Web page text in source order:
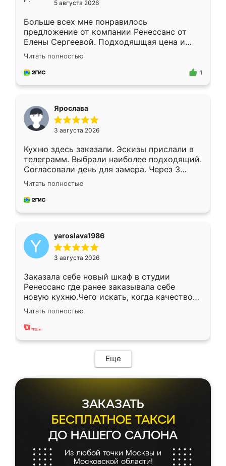
5 августа 2026
Больше всех мне понравилось
предложение от компании Ренессанс от
Елены Сергеевой. Подходяшщая цена и
короткие сроки изготовления. Приехавший
для замера сотрудник Владислав
предложил по моему эскизу самый
Читать полностью
1
Ярослава
3 августа 2026
Кухню здесь заказали. Эскизы прислали в
телеграмм. Выбрали наиболее подходящий.
Согласовали день для замера. Через 3
недели кухня была уже готова. Остались
довольны работой. Спасибо Ренессанс
мебель за качественную работу!
Читать полностью
yaroslava1986
3 августа 2026
Заказала себе новый шкаф в студии
Ренессанс где ранее заказывала себе
новую кухню.Чего искать, когда качеством
вполне довольна. Служит кухня уже почти
два года, нареканий нет.
Читать полностью
Еще
ЗАКАЗАТЬ
БЕСПЛАТНОЕ ТАКСИ
ДО НАШЕГО САЛОНА
Из любой точки Москвы и
Московской области!